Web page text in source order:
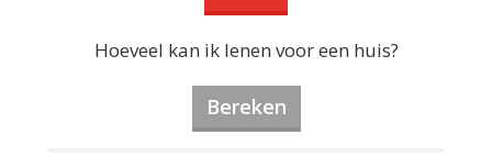
Hoeveel kan ik lenen voor een huis?
Bereken